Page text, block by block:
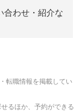
合わせ・紹介な
転職情報を掲載してい
るほか、予約ができる